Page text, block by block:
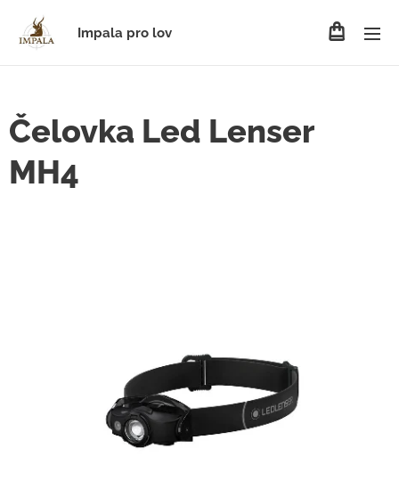
Impala pro lov
Čelovka Led Lenser
MH4